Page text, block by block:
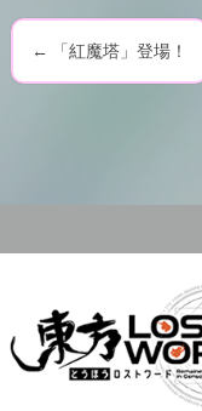
P
a
v
← 「紅魔塔」登場！